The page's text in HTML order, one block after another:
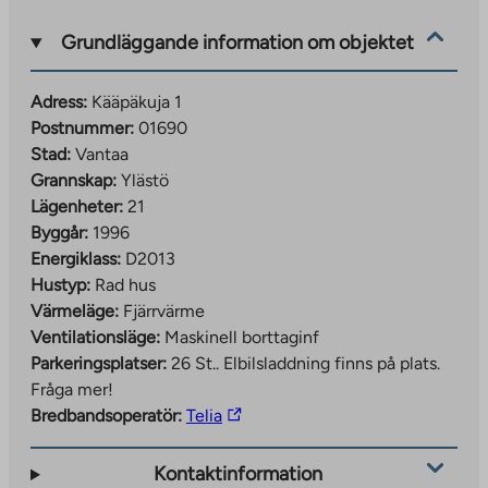
Grundläggande information om objektet
Adress: Kääpäkuja 1
Postnummer: 01690
Stad: Vantaa
Grannskap: Ylästö
Lägenheter: 21
Byggår: 1996
Energiklass: D2013
Hustyp: Rad hus
Värmeläge: Fjärrvärme
Ventilationsläge: Maskinell borttaginf
Parkeringsplatser: 26 St.. Elbilsladdning finns på plats.
Fråga mer!
Bredbandsoperatör: TeliaThe
takes
Kontaktinformation